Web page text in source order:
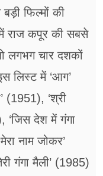
फिल्मों की
राज कपूर की सबसे
लगभग चार दशकों
लिस्ट में ‘आग’
(1951), ‘श्री
‘जिस देश में गंगा
नाम जोकर’
गंगा मैली’ (1985)